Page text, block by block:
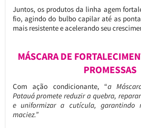
Juntos, os produtos da linha agem
fio, agindo do bulbo capilar até as
mais resistente e acelerando seu
MÁSCARA DE
PROMESSAS
Com ação condicionante, “a
Patauá promete reduzir a quebra,
e uniformizar a cutícula, garantindo
maciez.”